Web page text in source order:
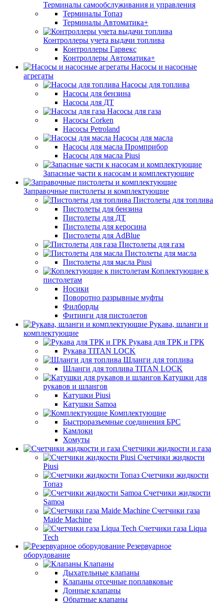
Терминалы самообслуживания и управления
Терминалы Топаз
Терминалы Автоматика+
Контроллеры учета выдачи топлива
Контроллеры Гарвекс
Контроллеры Автоматика+
Насосы и насосные
агрегаты
Насосы для топлива
Насосы для бензина
Насосы для ДТ
Насосы для газа
Насосы Corken
Насосы Petroland
Насосы для масла
Насосы для масла Промприбор
Насосы для масла Piusi
Запасные части к насосам и комплектующие
Заправочные пистолеты и комплектующие
Пистолеты для топлива
Пистолеты для бензина
Пистолеты для ДТ
Пистолеты для керосина
Пистолеты для AdBlue
Пистолеты для газа
Пистолеты для масла
Пистолеты для масла Piusi
Коплектующие к
пистолетам
Носики
Поворотно разрывные муфты
Филборды
Фитинги для пистолетов
Рукава, шланги и
комплектующие
Рукава для ТРК и ГРК
Рукава TITAN LOCK
Шланги для топлива
Шланги для топлива TITAN LOCK
Катушки для
рукавов и шлангов
Катушки Piusi
Катушки Samoa
Комплектующие
Быстроразъемные соединения БРС
Камлоки
Хомуты
Счетчики жидкости и газа
Счетчики жидкости
Piusi
Счетчики жидкости
Топаз
Счетчики жидкости
Samoa
Счетчики газа
Maide Machine
Счетчики газа Liqua
Tech
Резервуарное
оборудование
Клапаны
Дыхательные клапаны
Клапаны отсечные поплавковые
Донные клапаны
Обратные клапаны